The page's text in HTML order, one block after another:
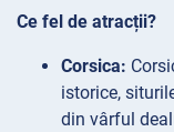
Ce fel de atracții?
Corsica:
istorice,
din vârful